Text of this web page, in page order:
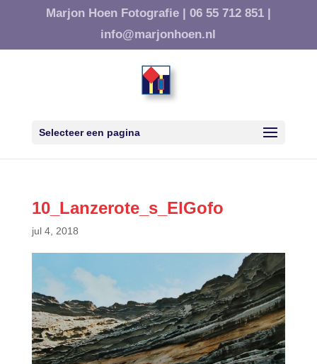
Marjon Hoen Fotografie | 06 55 712 851 |
info@marjonhoen.nl
Selecteer een pagina
10_Lanzerote_s_ElGofo
jul 4, 2018